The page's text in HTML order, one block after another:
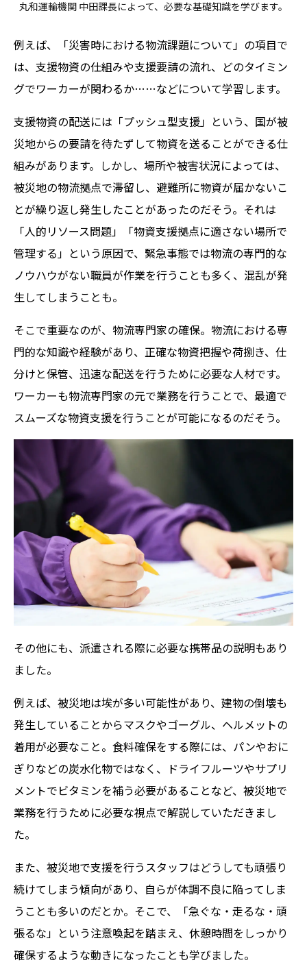
丸和運輸機関 中田課長によって、必要な基礎知識を学びます。
例えば、「災害時における物流課題について」の項目で
は、支援物資の仕組みや支援要請の流れ、どのタイミン
グでワーカーが関わるか……などについて学習します。
支援物資の配送には「プッシュ型支援」という、国が被
災地からの要請を待たずして物資を送ることができる仕
組みがあります。しかし、場所や被害状況によっては、
被災地の物流拠点で滞留し、避難所に物資が届かないこ
とが繰り返し発生したことがあったのだそう。それは
「人的リソース問題」「物資支援拠点に適さない場所で
管理する」という原因で、緊急事態では物流の専門的な
ノウハウがない職員が作業を行うことも多く、混乱が発
生してしまうことも。
そこで重要なのが、物流専門家の確保。物流における専
門的な知識や経験があり、正確な物資把握や荷捌き、仕
分けと保管、迅速な配送を行うために必要な人材です。
ワーカーも物流専門家の元で業務を行うことで、最適で
スムーズな物資支援を行うことが可能になるのだそう。
その他にも、派遣される際に必要な携帯品の説明もあり
ました。
例えば、被災地は埃が多い可能性があり、建物の倒壊も
発生していることからマスクやゴーグル、ヘルメットの
着用が必要なこと。食料確保をする際には、パンやおに
ぎりなどの炭水化物ではなく、ドライフルーツやサプリ
メントでビタミンを補う必要があることなど、被災地で
業務を行うために必要な視点で解説していただきまし
た。
また、被災地で支援を行うスタッフはどうしても頑張り
続けてしまう傾向があり、自らが体調不良に陥ってしま
うことも多いのだとか。そこで、「急ぐな・走るな・頑
張るな」という注意喚起を踏まえ、休憩時間をしっかり
確保するような動きになったことも学びました。